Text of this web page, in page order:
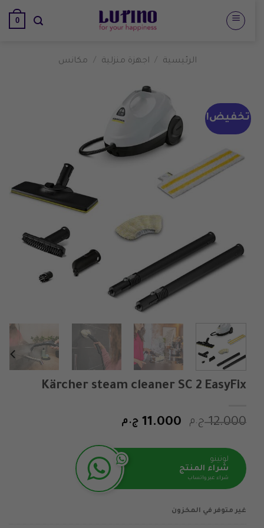
للمحتوى
0
الرئيسية / اجهزة منزلية / مكانس
تخفيض!
Kärcher steam cleaner SC 2 EasyFix
12.000 ج.م
السعر
هو:
12.000 ج.م.
11.000 ج.م
هو:
11.000 ج.م.
لوتينو
شراء المنتج
شراء عبر واتساب
غير متوفر في المخزون